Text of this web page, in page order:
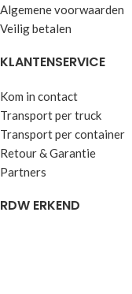
Algemene voorwaarden
Veilig betalen
KLANTENSERVICE
Kom in contact
Transport per truck
Transport per container
Retour & Garantie
Partners
RDW ERKEND